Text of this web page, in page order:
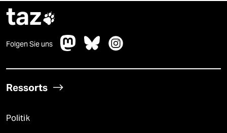
taz
Folgen Sie uns
Ressorts
Politik